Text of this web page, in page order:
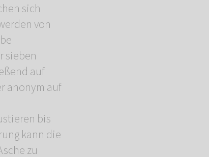
sich
von
sieben
auf
anonym auf
bis
kann die
zu